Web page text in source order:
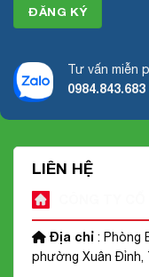
Tư vấn miễn
0984.843.683
LIÊN HỆ
Địa chỉ : Phòng
phường Xuân Đỉnh,